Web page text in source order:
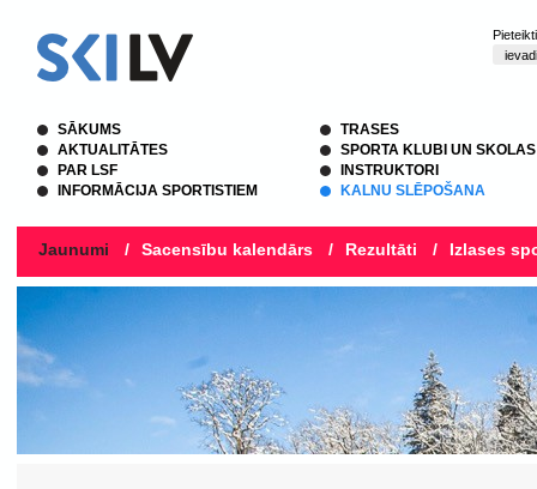
SĀKUMS
AKTUALITĀTES
PAR LSF
INFORMĀCIJA SPORTISTIEM
TRASES
SPORTA KLUBI UN SKOLAS
INSTRUKTORI
KALNU SLĒPOŠANA
Jaunumi / Sacensību kalendārs / Rezultāti / Izlases